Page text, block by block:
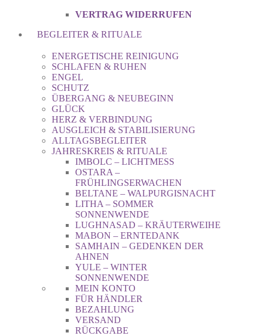
VERTRAG WIDERRUFEN
BEGLEITER & RITUALE
ENERGETISCHE REINIGUNG
SCHLAFEN & RUHEN
ENGEL
SCHUTZ
ÜBERGANG & NEUBEGINN
GLÜCK
HERZ & VERBINDUNG
AUSGLEICH & STABILISIERUNG
ALLTAGSBEGLEITER
JAHRESKREIS & RITUALE
IMBOLC – LICHTMESS
OSTARA –
FRÜHLINGSERWACHEN
BELTANE – WALPURGISNACHT
LITHA – SOMMER
SONNENWENDE
LUGHNASAD – KRÄUTERWEIHE
MABON – ERNTEDANK
SAMHAIN – GEDENKEN DER
AHNEN
YULE – WINTER
SONNENWENDE
MEIN KONTO
FÜR HÄNDLER
BEZAHLUNG
VERSAND
RÜCKGABE